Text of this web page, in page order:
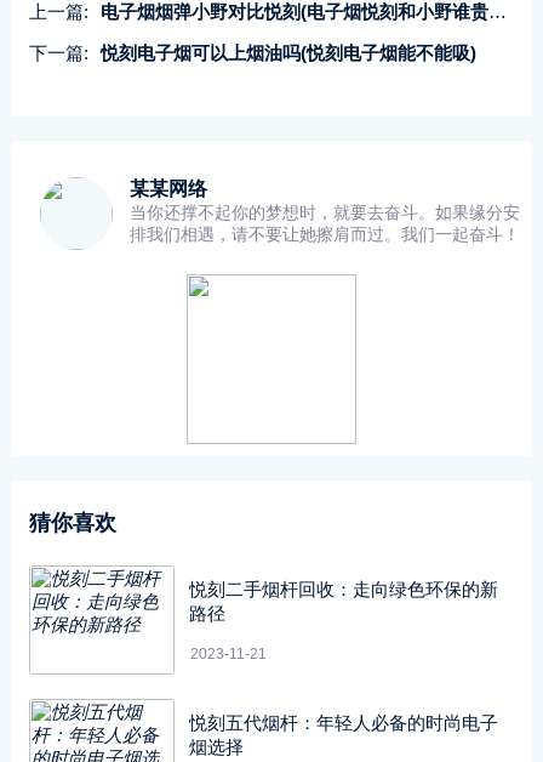
上一篇:
电子烟烟弹小野对比悦刻(电子烟悦刻和小野谁贵一点)
下一篇:
悦刻电子烟可以上烟油吗(悦刻电子烟能不能吸)
某某网络
当你还撑不起你的梦想时，就要去奋斗。如果缘分安
排我们相遇，请不要让她擦肩而过。我们一起奋斗！
猜你喜欢
悦刻二手烟杆回收：走向绿色环保的新
路径
2023-11-21
悦刻五代烟杆：年轻人必备的时尚电子
烟选择